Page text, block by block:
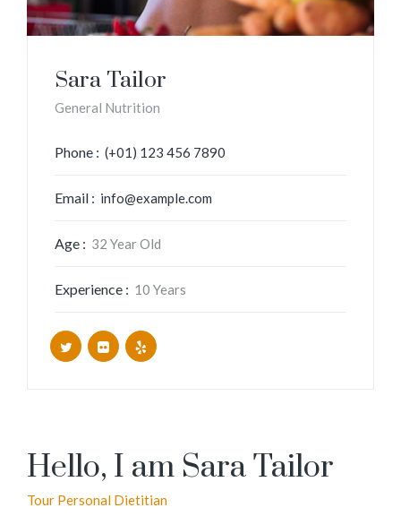
Sara Tailor
General Nutrition
Phone : (+01) 123 456 7890
Email : info@example.com
Age : 32 Year Old
Experience : 10 Years
Hello, I am Sara Tailor
Tour Personal Dietitian